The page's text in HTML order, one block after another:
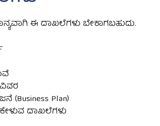
ಈ ದಾಖಲೆಗಳು ಬೇಕಾಗಬಹುದು.
Plan)
ದಾಖಲೆಗಳು